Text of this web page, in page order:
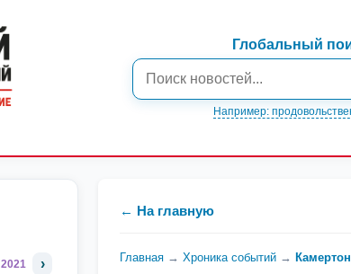
Глобальный
Например:
2021 ›
← На главную
Главная → Хроника событий →